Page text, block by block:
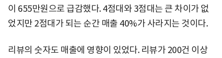
이 655만원으로 급감했다. 4점대와 3점대는 큰 차이가 없
었지만 2점대가 되는 순간 매출 40%가 사라지는 것이다.
리뷰의 숫자도 매출에 영향이 있었다. 리뷰가 200건 이상